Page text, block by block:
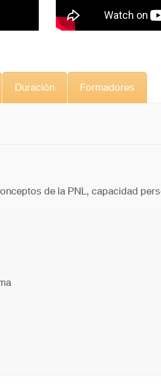
Duración Formadores
de la PNL, capacidad